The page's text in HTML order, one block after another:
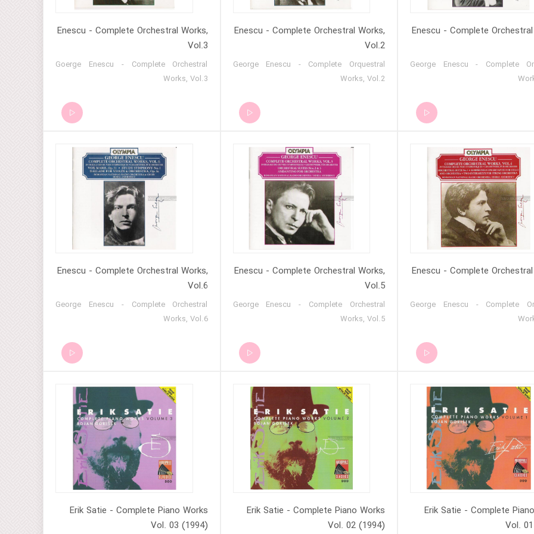
Enescu - Complete
George Enescu - Complete
Enescu - Complete Orchestral Works,
Vol.2
George Enescu - Complete Orquestral
Works, Vol.2
Enescu - Complete Orchestral Works,
Vol.3
Goerge Enescu - Complete Orchestral
Works, Vol.3
Enescu - Complete
George Enescu - Complete
Enescu - Complete Orchestral Works,
Vol.5
George Enescu - Complete Orchestral
Works, Vol.5
Enescu - Complete Orchestral Works,
Vol.6
George Enescu - Complete Orchestral
Works, Vol.6
Erik Satie - Complete
Vol.
Erik Satie - Complete Piano Works
Vol. 02 (1994)
Erik Satie - Complete Piano Works
Vol. 03 (1994)